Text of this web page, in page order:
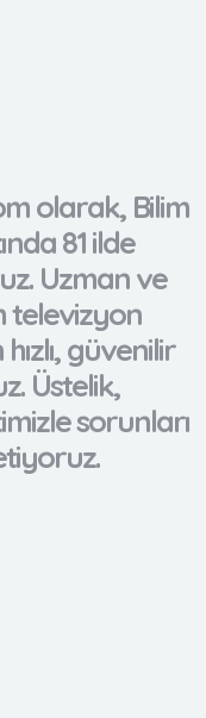
olarak, Bilim
81 ilde
Uzman ve
televizyon
güvenilir
Üstelik,
sorunları